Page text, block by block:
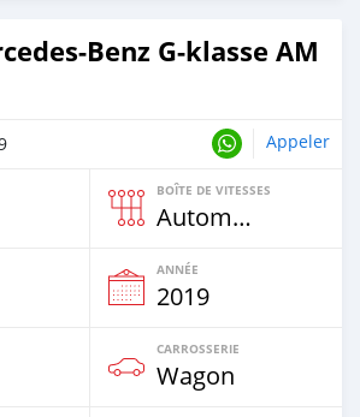
Benz G-klasse AM
Appeler
BOÎTE DE VITESSES
Automatique
ANNÉE
2019
CARROSSERIE
Wagon